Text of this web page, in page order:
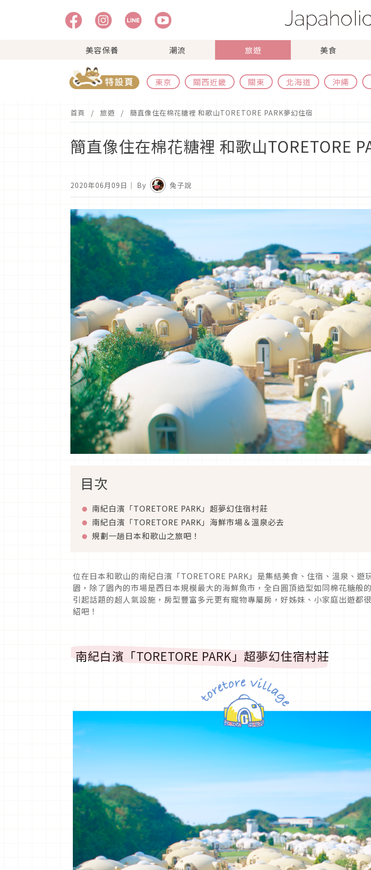
美容保養 潮流 旅遊 美食
東京 關西近畿 關東 北海道 沖繩
首頁 旅遊 簡直像住在棉花糖裡 和歌山TORETORE PARK夢幻住宿
簡直像住在棉花糖裡 和歌山TORETORE
2020年06月09日 ｜ By 兔子說
目次
南紀白濱「TORETORE PARK」超夢幻住宿村莊
南紀白濱「TORETORE PARK」海鮮市場＆溫泉必去
規劃一趟日本和歌山之旅吧！
位在日本和歌山的南紀白濱「TORETORE PARK」是集結美食、住宿、溫泉、遊
園，除了園內的市場是西日本規模最大的海鮮魚市，全白圓頂造型如同棉花糖般
引起話題的超人氣設施，房型豐富多元更有寵物專屬房，好姊妹、小家庭出遊都
紹吧！
南紀白濱「TORETORE PARK」超夢幻住宿村莊